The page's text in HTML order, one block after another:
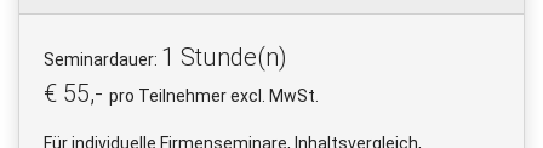
Seminardauer: 1 Stunde(n)
€ 55,- pro Teilnehmer excl. MwSt.
Für individuelle Firmenseminare, Inhaltsvergleich,